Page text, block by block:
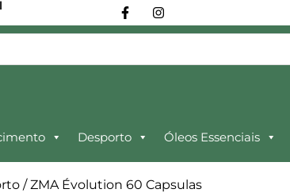
Desporto Óleos Essenciais
/ ZMA Évolution 60 Capsulas